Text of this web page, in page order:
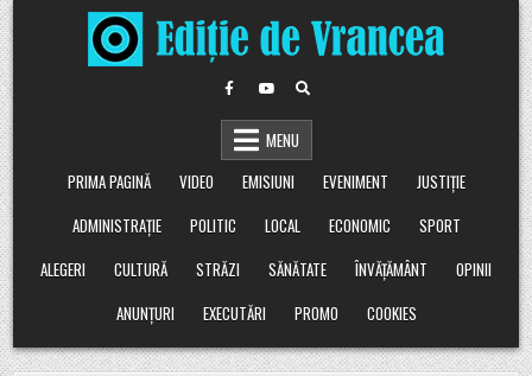
Skip
to
content
MENU
PRIMA PAGINĂ
VIDEO EMISIUNI EVENIMENT
JUSTIȚIE
ADMINISTRAȚIE
POLITIC LOCAL ECONOMIC
SPORT
ALEGERI
CULTURĂ STRĂZI SĂNĂTATE ÎNVĂȚĂMÂNT
OPINII
ANUNȚURI
EXECUTĂRI PROMO COOKIES